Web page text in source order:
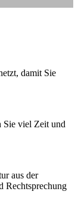
damit Sie
Sie viel Zeit und
aus der
Rechtsprechung